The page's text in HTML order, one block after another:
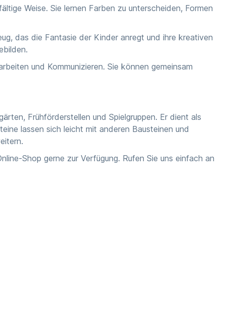
Weise. Sie lernen Farben zu unterscheiden, Formen
das die Fantasie der Kinder anregt und ihre kreativen
und Kommunizieren. Sie können gemeinsam
Frühförderstellen und Spielgruppen. Er dient als
lassen sich leicht mit anderen Bausteinen und
Shop gerne zur Verfügung. Rufen Sie uns einfach an